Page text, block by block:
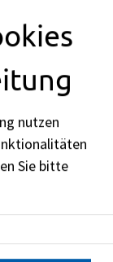
nutzen
Sie bitte